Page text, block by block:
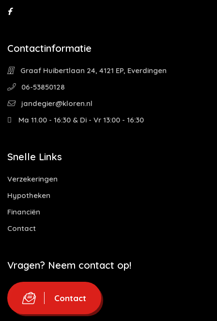
Contactinformatie
Graaf Huibertlaan 24, 4121 EP, Everdingen
06-53850128
jandegier@kloren.nl
Ma 11.00 - 16:30 & Di - Vr 13:00 - 16:30
Snelle Links
Verzekeringen
Hypotheken
Financiën
Contact
Vragen? Neem contact op!
Contact